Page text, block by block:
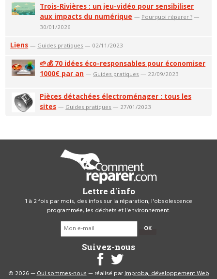
Trois-Rivières : un jeu-vidéo pour sensibiliser
aux impacts du numérique — Pourquoi réparer ? —
30/01/2026
Liens — Guides pratiques — 02/11/2023
🌱💰 70 idées éco-responsables pour économiser
1000€ par an — Guides pratiques — 22/09/2023
Pièces détachées électroménager : tous les
sites — Guides pratiques — 27/01/2023
Lettre d'info
1 à 2 fois par mois, des infos sur la réparation, l'obsolescence
programmée, les déchets et l'environnement.
OK
Suivez-nous
© 2026 —Qui sommes-nous— réalisé parImproba, développement Web